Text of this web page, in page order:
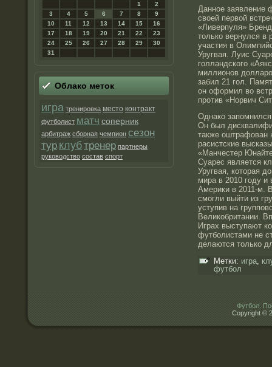
1
2
3
4 5 6 7 8
9
10
11 12 13 14 15
16
17
18 19 20 21 22
23
24
25 26 27 28 29
30
31
Облако метοк
игра тренировка место контракт
футболист матч соперник
арбитраж сборная чемпион сезон
тур клубтренер партнеры
руководство состав спорт
Данное заявление
своей первой
«Ливерпуля»
только вернулся в
участия в
Уругвая. Луис
голландского
миллионов
забил 21 гол.
он оформил во
против «Норвич
Однако
Он был
также оштрафован
расистские
«Манчестер
Суарес является
Уругвая, которая
мира в 2010 году и
Америки в 2011-м.
смогли выйти из
уступив на
Великобритании.
Играх выступают
футболистами не
делаются только
Метки: игра,
футбол
Футбол.
Copyright ©